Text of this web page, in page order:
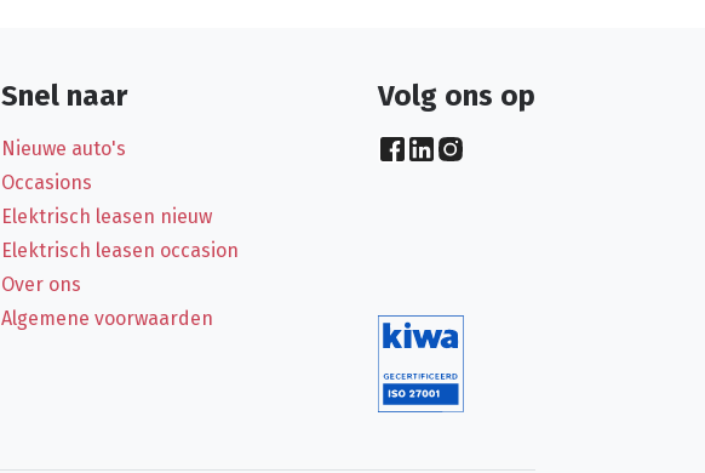
Snel naar
Nieuwe auto's
Occasions
Elektrisch leasen nieuw
Elektrisch leasen occasion
Over ons
Algemene voorwaarden
Volg ons op